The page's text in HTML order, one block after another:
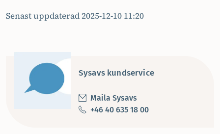
Senast uppdaterad 2025-12-10 11:20
Sysavs kundservice
Maila Sysavs
+46 40 635 18 00